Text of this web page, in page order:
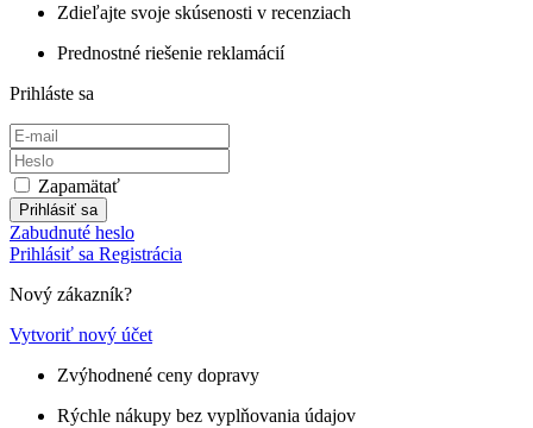
Zdieľajte svoje skúsenosti v recenziach
Prednostné riešenie reklamácií
Prihláste sa
Zapamätať
Prihlásiť sa
Zabudnuté heslo
Prihlásiť sa Registrácia
Nový zákazník?
Vytvoriť nový účet
Zvýhodnené ceny dopravy
Rýchle nákupy bez vyplňovania údajov